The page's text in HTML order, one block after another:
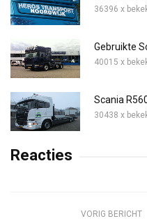
36396 x
Gebruikte
40015 x
Scania
30438 x
Reacties
VORIG BERICHT